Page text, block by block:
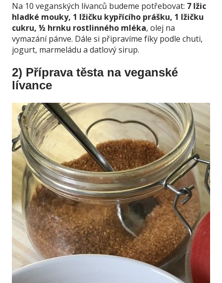
Na 10 veganských lívanců budeme potřebovat: 7 lžic
hladké mouky, 1 lžičku kypřícího prášku, 1 lžičku
cukru, ½ hrnku rostlinného mléka, olej na
vymazání pánve. Dále si připravíme fíky podle chuti,
jogurt, marmeládu a datlový sirup.
2) Příprava těsta na veganské
lívance